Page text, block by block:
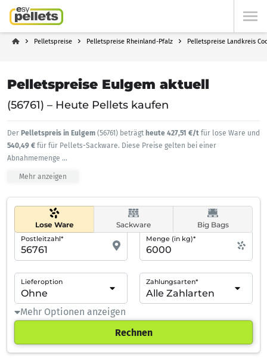
Pelletspreise Pelletspreise Rheinland-Pfalz Pelletspreise Landkreis
Pelletspreise Eulgem aktuell
(56761) – Heute Pellets kaufen
Der Pelletspreis in Eulgem (56761) beträgt heute 427,51 €/t für lose Ware und
540,49 € für für Pellets-Sackware. Diese Preise gelten bei einer
Abnahmemenge ...
Mehr anzeigen
Lose Ware Sackware Big Bags
Postleitzahl* Menge (in kg)*
Lieferoption Zahlungsarten*
Mehr Optionen anzeigen
Rechnen